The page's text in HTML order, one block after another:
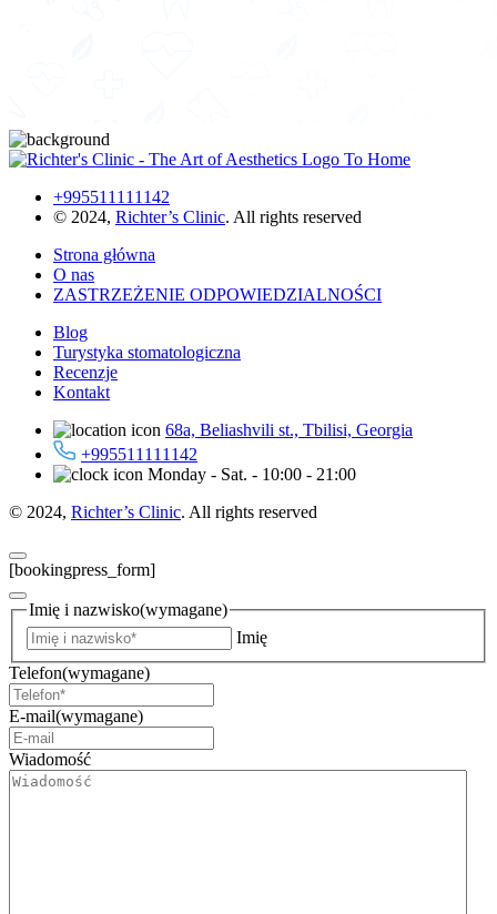
+995511111142
© 2024, Richter’s Clinic. All rights reserved
Strona główna
O nas
ZASTRZEŻENIE ODPOWIEDZIALNOŚCI
Blog
Turystyka stomatologiczna
Recenzje
Kontakt
68a, Beliashvili st., Tbilisi, Georgia
+995511111142
Monday - Sat. - 10:00 - 21:00
© 2024, Richter’s Clinic. All rights reserved
[bookingpress_form]
Imię i nazwisko(wymagane)
Imię
Telefon(wymagane)
E-mail(wymagane)
Wiadomość